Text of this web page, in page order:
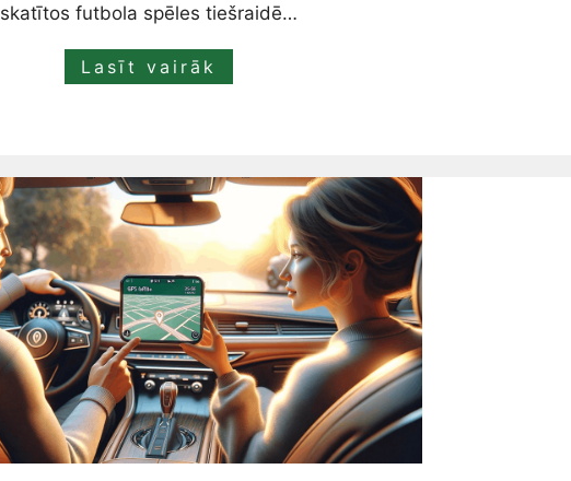
skatītos futbola spēles tiešraidē…
Lasīt vairāk